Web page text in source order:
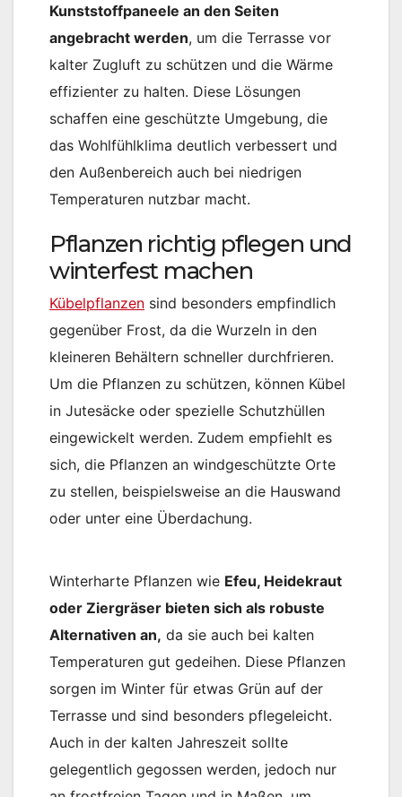
Kunststoffpaneele an den Seiten
angebracht werden, um die Terrasse vor
kalter Zugluft zu schützen und die Wärme
effizienter zu halten. Diese Lösungen
schaffen eine geschützte Umgebung, die
das Wohlfühlklima deutlich verbessert und
den Außenbereich auch bei niedrigen
Temperaturen nutzbar macht.
Pflanzen richtig pflegen und
winterfest machen
Kübelpflanzen sind besonders empfindlich
gegenüber Frost, da die Wurzeln in den
kleineren Behältern schneller durchfrieren.
Um die Pflanzen zu schützen, können Kübel
in Jutesäcke oder spezielle Schutzhüllen
eingewickelt werden. Zudem empfiehlt es
sich, die Pflanzen an windgeschützte Orte
zu stellen, beispielsweise an die Hauswand
oder unter eine Überdachung.
Winterharte Pflanzen wie Efeu, Heidekraut
oder Ziergräser bieten sich als robuste
Alternativen an, da sie auch bei kalten
Temperaturen gut gedeihen. Diese Pflanzen
sorgen im Winter für etwas Grün auf der
Terrasse und sind besonders pflegeleicht.
Auch in der kalten Jahreszeit sollte
gelegentlich gegossen werden, jedoch nur